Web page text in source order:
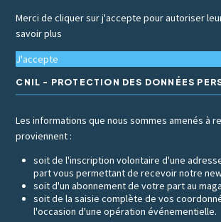
Merci de cliquer sur j'accepte pour autoriser
savoir plus
J'accepte
CNIL - PROTECTION DES DONNÉES
Les informations que nous sommes amenés à
proviennent :
soit de l'inscription volontaire d'une
part vous permettant de recevoir notre
soit d'un abonnement de votre part au
soit de la saisie complète de vos
l'occasion d'une opération événementielle.